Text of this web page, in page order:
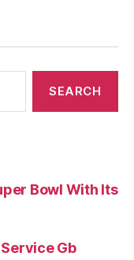
Bowl With Its
Gb